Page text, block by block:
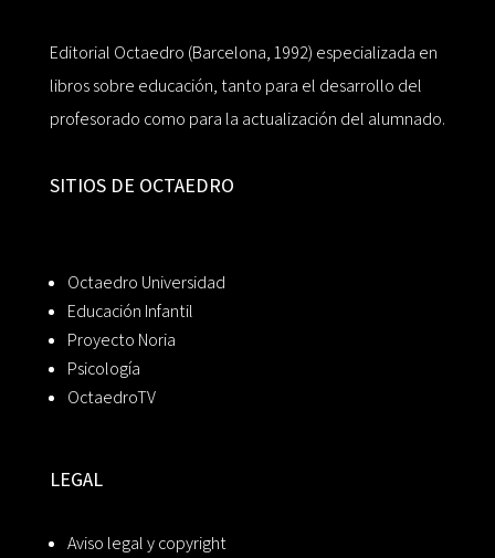
Editorial Octaedro (Barcelona, 1992) especializada en
libros sobre educación, tanto para el desarrollo del
profesorado como para la actualización del alumnado.
SITIOS DE OCTAEDRO
Octaedro Universidad
Educación Infantil
Proyecto Noria
Psicología
OctaedroTV
LEGAL
Aviso legal y copyright